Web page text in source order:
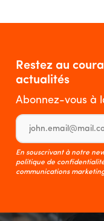
Restez au
actualités
Abonnez-vous à
En souscrivant à notre
politique de
communications